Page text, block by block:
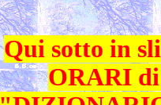
Qui sotto in
ORARI di